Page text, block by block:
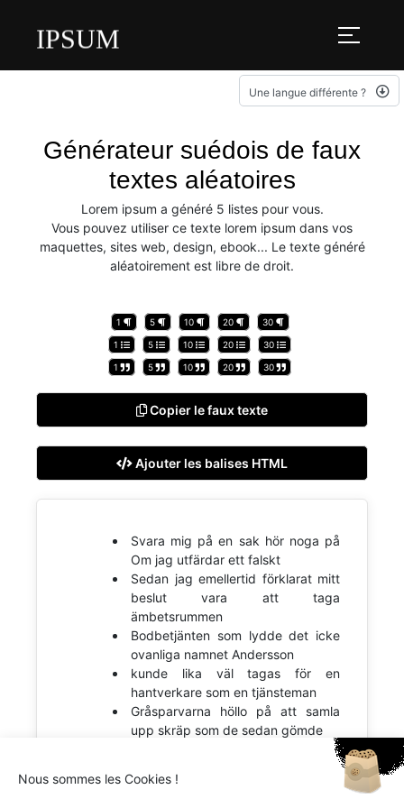
IPSUM
Une langue différente ?
Générateur suédois de faux
textes aléatoires
Lorem ipsum a généré 5 listes pour vous.
Vous pouvez utiliser ce texte lorem ipsum dans vos
maquettes, sites web, design, ebook... Le texte généré
aléatoirement est libre de droit.
1 5 10 20 30
1 5 10 20 30
1 5 10 20 30
Copier le faux texte
Ajouter les balises HTML
Svara mig på en sak hör noga på
Om jag utfärdar ett falskt
Sedan jag emellertid förklarat mitt
beslut vara att taga
ämbetsrummen
Bodbetjänten som lydde det icke
ovanliga namnet Andersson
kunde lika väl tagas för en
hantverkare som en tjänsteman
Gråsparvarna höllo på att samla
upp skräp som de sedan gömde
Nous sommes les Cookies !